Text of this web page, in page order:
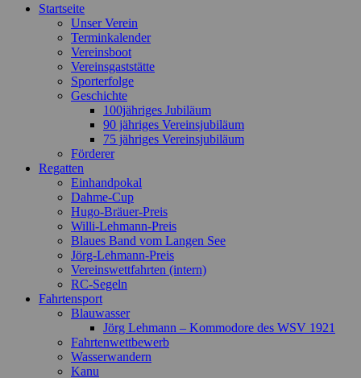
Zum
Startseite
Unser Verein
Terminkalender
Vereinsboot
Vereinsgaststätte
Sporterfolge
Geschichte
100jähriges Jubiläum
90 jähriges Vereinsjubiläum
75 jähriges Vereinsjubiläum
Förderer
Regatten
Einhandpokal
Dahme-Cup
Hugo-Bräuer-Preis
Willi-Lehmann-Preis
Blaues Band vom Langen See
Jörg-Lehmann-Preis
Vereinswettfahrten (intern)
RC-Segeln
Fahrtensport
Blauwasser
Jörg Lehmann – Kommodore des WSV 1921
Fahrtenwettbewerb
Wasserwandern
Kanu